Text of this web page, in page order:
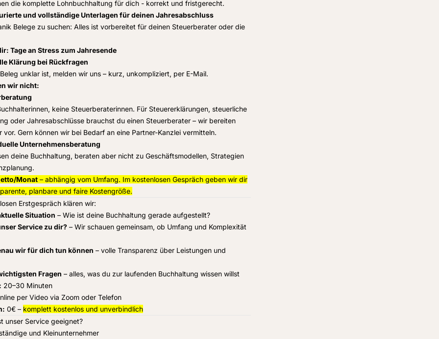
die komplette Lohnbuchhaltung für dich - korrekt und fristgerecht.
und vollständige Unterlagen für deinen Jahresabschluss
Belege zu suchen: Alles ist vorbereitet für deinen Steuerberater oder die
Tage an Stress zum Jahresende
Klärung bei Rückfragen
unklar ist, melden wir uns – kurz, unkompliziert, per E-Mail.
wir nicht:
keine Steuerberaterinnen. Für Steuererklärungen, steuerliche
oder Jahresabschlüsse brauchst du einen Steuerberater – wir bereiten
vor. Gern können wir bei Bedarf an eine Partner-Kanzlei vermitteln.
Unternehmensberatung
deine Buchhaltung, beraten aber nicht zu Geschäftsmodellen, Strategien
Monat – abhängig vom Umfang. Im kostenlosen Gespräch geben wir dir
planbare und faire Kostengröße.
Erstgespräch klären wir:
Situation – Wie ist deine Buchhaltung gerade aufgestellt?
Service zu dir? – Wir schauen gemeinsam, ob Umfang und Komplexität
wir für dich tun können – volle Transparenz über Leistungen und
Fragen – alles, was du zur laufenden Buchhaltung wissen willst
20–30 Minuten
per Video via Zoom oder Telefon
0€ – komplett kostenlos und unverbindlich
unser Service geeignet?
und Kleinunternehmer